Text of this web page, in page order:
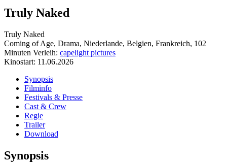
Truly Naked
Truly Naked
Coming of Age, Drama, Niederlande, Belgien, Frankreich, 102
Minuten Verleih: capelight pictures
Kinostart: 11.06.2026
Synopsis
Filminfo
Festivals & Presse
Cast & Crew
Regie
Trailer
Download
Synopsis